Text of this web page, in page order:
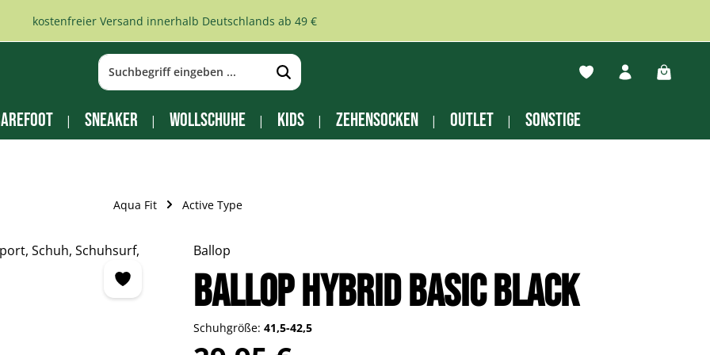
kostenfreier Versand innerhalb Deutschlands ab 49 €
Du hast 0 Produkte
Sneaker Wollschuhe Kids Zehensocken Outlet Sonstige
Aqua Fit Active Type
Ballop
BALLOP Hybrid basic black
Schuhgröße: 41,5-42,5
Regulärer Preis: